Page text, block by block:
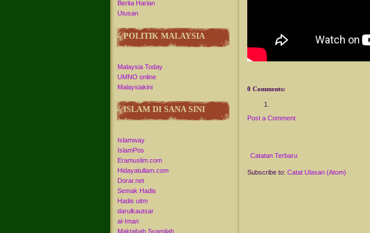
Berita Harian
Utusan
POLITIK MALAYSIA
Malaysia Today
UMNO online
Malaysiakini
ISLAM DI SANA SINI
Islamway
IslamPos
Eramuslim.com
Hidayatullam.com
Dorar.net
Semak Hadis
Hadis uitm
darulkautsar
al-Iman
Maktabah Syamilah
0 Comments:
Post a Comment
Catatan Terbaru
Subscribe to: Catat Ulasan (Atom)